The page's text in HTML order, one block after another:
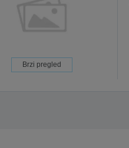
Brzi pregled